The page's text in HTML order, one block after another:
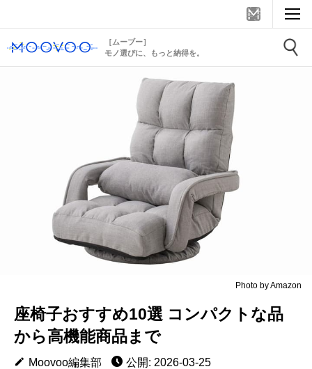
［ムーブー］
モノ選びに、もっと納得を。
Photo by Amazon
座椅子おすすめ10選 コンパクトな品
から高機能商品まで
Moovoo編集部
公開: 2026-03-25